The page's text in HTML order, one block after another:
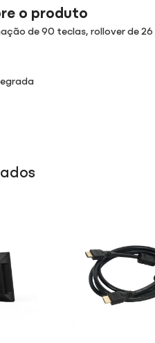
o produto
de 90 teclas, rollover de